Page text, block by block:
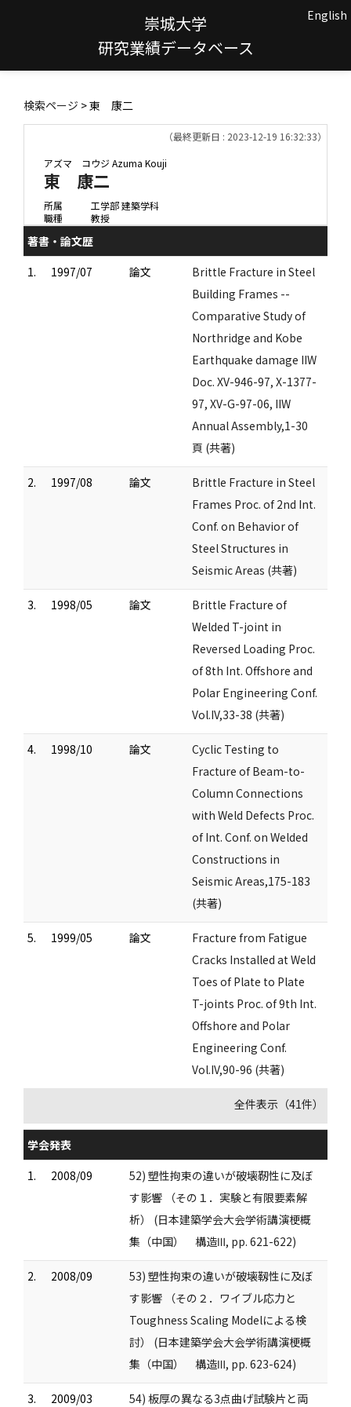
崇城大学
研究業績データベース
English
検索ページ > 東 康二
（最終更新日 : 2023-12-19 16:32:33）
アズマ コウジ Azuma Kouji
東 康二
所属
工学部 建築学科
職種
教授
著書・論文歴
1.
1997/07 論文
Brittle Fracture in Steel
Building Frames --
Comparative Study of
Northridge and Kobe
Earthquake damage IIW
Doc. XV-946-97, X-1377-
97, XV-G-97-06, IIW
Annual Assembly,1-30
頁 (共著)
2. 1997/08 論文
Brittle Fracture in Steel
Frames Proc. of 2nd Int.
Conf. on Behavior of
Steel Structures in
Seismic Areas (共著)
3. 1998/05 論文
Brittle Fracture of
Welded T-joint in
Reversed Loading Proc.
of 8th Int. Offshore and
Polar Engineering Conf.
Vol.IV,33-38 (共著)
4. 1998/10 論文
Cyclic Testing to
Fracture of Beam-to-
Column Connections
with Weld Defects Proc.
of Int. Conf. on Welded
Constructions in
Seismic Areas,175-183
(共著)
5. 1999/05 論文
Fracture from Fatigue
Cracks Installed at Weld
Toes of Plate to Plate
T-joints Proc. of 9th Int.
Offshore and Polar
Engineering Conf.
Vol.IV,90-96 (共著)
全件表示（41件）
学会発表
1.
2008/09
52) 塑性拘束の違いが破壊靭性に及ぼ
す影響 （その１．実験と有限要素解
析） (日本建築学会大会学術講演梗概
集（中国） 構造Ⅲ, pp. 621-622)
2. 2008/09
53) 塑性拘束の違いが破壊靱性に及ぼ
す影響 （その２．ワイブル応力と
Toughness Scaling Modelによる検
討） (日本建築学会大会学術講演梗概
集（中国） 構造Ⅲ, pp. 623-624)
3. 2009/03 54) 板厚の異なる3点曲げ試験片と両